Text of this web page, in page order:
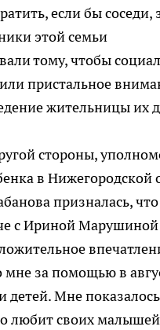
если бы
этой семьи
тому, чтобы
пристальное
жительницы их
стороны,
в Нижегородской
призналась,
с Ириной Марушиной
мне за помощью в
детей. Мне
любит своих